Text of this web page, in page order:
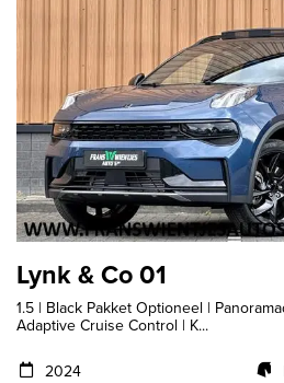
Lynk & Co 01
1.5 | Black Pakket Optioneel |
Adaptive Cruise Control | K...
2024